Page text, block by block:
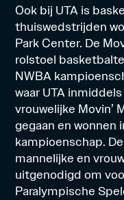
Ook bij UTA is
thuiswedstrijden
Park Center. De
rolstoel
NWBA
waar UTA
vrouwelijke Movin’
gegaan en wonnen
kampioenschap.
mannelijke en
uitgenodigd om
Paralympische